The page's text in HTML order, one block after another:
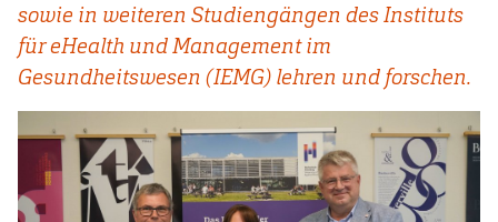
sowie in weiteren Studiengängen des Instituts
für eHealth und Management im
Gesundheitswesen (IEMG) lehren und forschen.